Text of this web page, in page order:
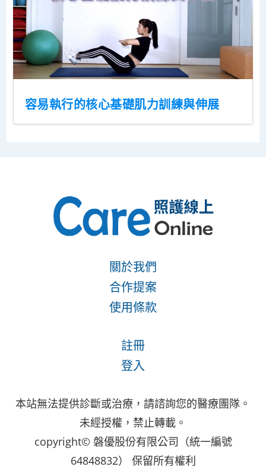
容易執行的核心基礎肌力訓練與伸展
關於我們
合作提案
使用條款
註冊
登入
本站無法提供診斷或治療，請諮詢您的醫療團隊。
未經授權，禁止轉載。
copyright© 磐優股份有限公司（統一編號
64848832） 保留所有權利